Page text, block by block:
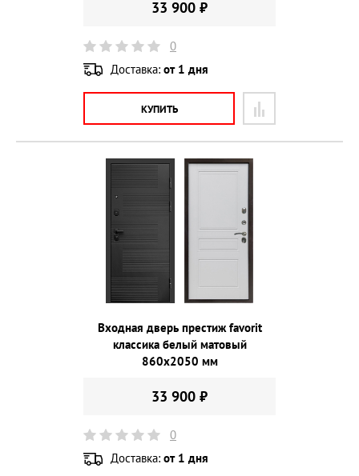
33 900 ₽
0
Доставка: от 1 дня
КУПИТЬ
Входная дверь престиж favorit
классика белый матовый
860х2050 мм
33 900 ₽
0
Доставка: от 1 дня